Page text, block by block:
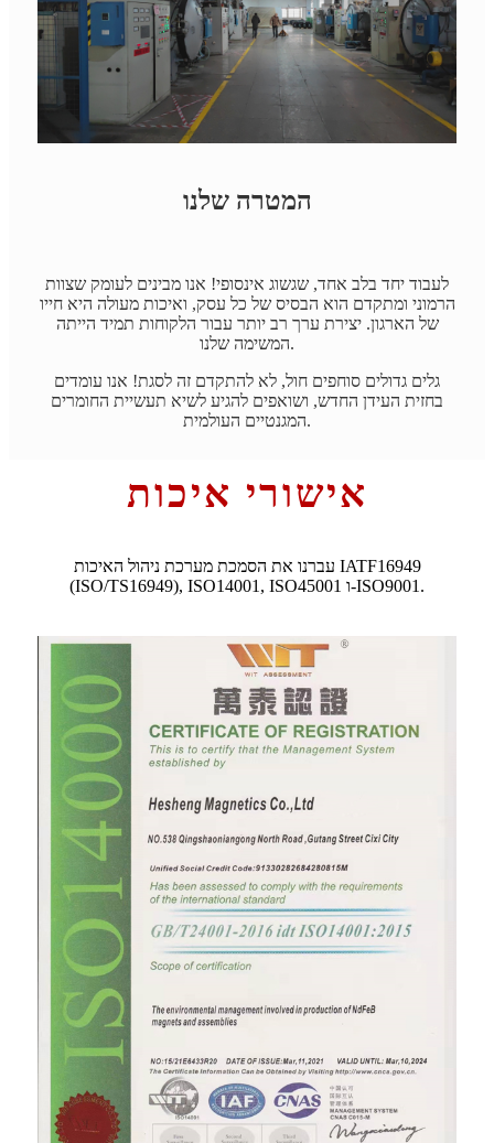
המטרה שלנו
לעבוד יחד בלב אחד, שגשוג אינסופי! אנו מבינים לעומק שצוות
הרמוני ומתקדם הוא הבסיס של כל עסק, ואיכות מעולה היא חייו
של הארגון. יצירת ערך רב יותר עבור הלקוחות תמיד הייתה
המשימה שלנו.
גלים גדולים סוחפים חול, לא להתקדם זה לסגת! אנו עומדים
בחזית העידן החדש, ושואפים להגיע לשיא תעשיית החומרים
המגנטיים העולמית.
אישורי איכות
עברנו את הסמכת מערכת ניהול האיכות IATF16949
(ISO/TS16949), ISO14001, ISO45001 ו-ISO9001.